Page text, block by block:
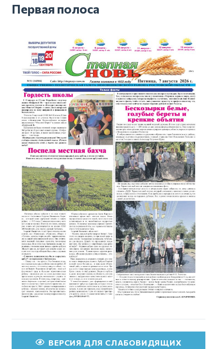
Первая полоса
ВЕРСИЯ ДЛЯ СЛАБОВИДЯЩИХ